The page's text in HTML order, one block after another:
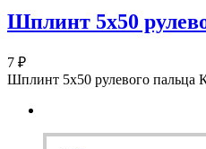
Шплинт 5х50
7 ₽
Шплинт 5х50 рулевого